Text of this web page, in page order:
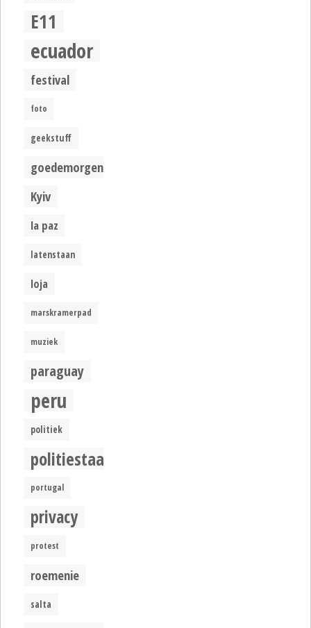
E11
ecuador
festival
foto
geekstuff
goedemorgen
Kyiv
la paz
latenstaan
loja
marskramerpad
muziek
paraguay
peru
politiek
politiestaat
portugal
privacy
protest
roemenie
salta